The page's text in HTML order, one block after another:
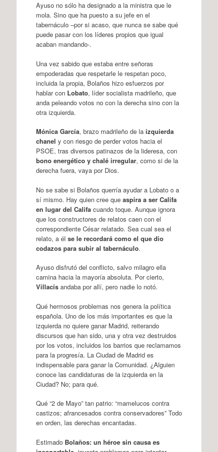
Ayuso no sólo ha designado a la ministra que le
mola. Sino que ha puesto a su jefe en el
tabernáculo –por si acaso, que nunca se sabe qué
puede pasar con los líderes propios que igual
acaban mandando-.
Una vez sabido que estaba entre señoras
empoderadas que respetarle le respetan poco,
incluida la propia, Bolaños hizo esfuerzos por
hablar con Lobato, líder socialista madrileño, que
anda peleando votos no con la derecha sino con la
otra izquierda.
Mónica García, brazo madrileño de la izquierda
chanel y con riesgo de perder votos hacia el
PSOE, tras diversos patinazos de la lideresa, con
bono energético y chalé irregular, como si de la
derecha fuera, vaya por Dios.
No se sabe si Bolaños querría ayudar a Lobato o a
sí mismo. Hay quien cree que aspira a ser Califa
en lugar del Califacuando toque. Aunque ignora
que los constructores de relatos caen con el
correspondiente César relatado. Sea cual sea el
relato, a él se le recordará como el que dio
codazos para subir al tabernáculo.
Ayuso disfrutó del conflicto, salvo milagro ella
camina hacia la mayoría absoluta. Por cierto,
Villacísandaba por allí, pero nadie lo notó.
Qué hermosos problemas nos genera la política
española. Uno de los más importantes es que la
izquierda no quiere ganar Madrid, reiterando
discursos que han sido, una y otra vez destruidos
por los votos, incluidos los barrios que reclamamos
para la progresía. La Ciudad de Madrid es
indispensable para ganar la Comunidad. ¿Alguien
conoce las candidaturas de la izquierda en la
Ciudad? No; para qué.
Qué “2 de Mayo” tan patrio: “mamelucos contra
castizos; afrancesados contra conservadores” Todo
en orden, las derechas encantadas.
Estimado Bolaños: un héroe sin causa es